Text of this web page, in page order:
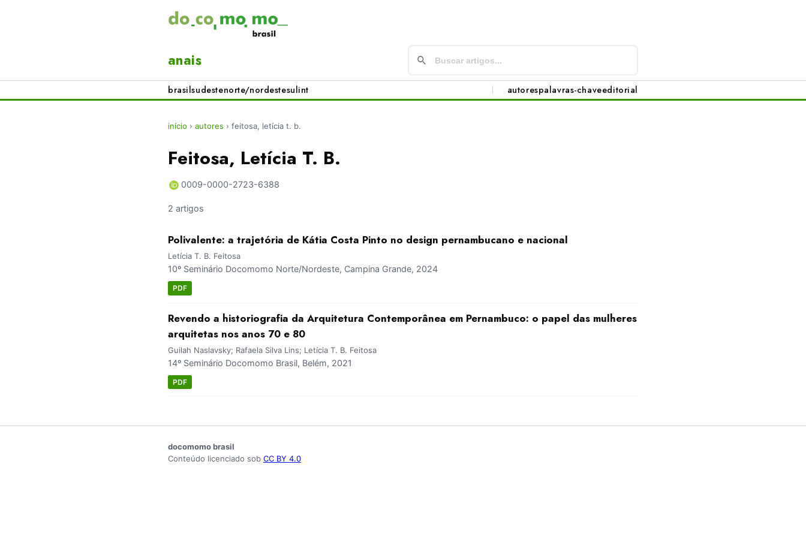
anais
brasilsudestenorte/nordestesulint autorespalavras-chaveeditorial
início › autores › feitosa, letícia t. b.
Feitosa, Letícia T. B.
0009-0000-2723-6388
2 artigos
Polivalente: a trajetória de Kátia Costa Pinto no design pernambucano e nacional
Letícia T. B. Feitosa
10º Seminário Docomomo Norte/Nordeste, Campina Grande, 2024
PDF
Revendo a historiografia da Arquitetura Contemporânea em Pernambuco: o papel das mulheres
arquitetas nos anos 70 e 80
Guilah Naslavsky; Rafaela Silva Lins; Letícia T. B. Feitosa
14º Seminário Docomomo Brasil, Belém, 2021
PDF
docomomo brasil
Conteúdo licenciado sob CC BY 4.0